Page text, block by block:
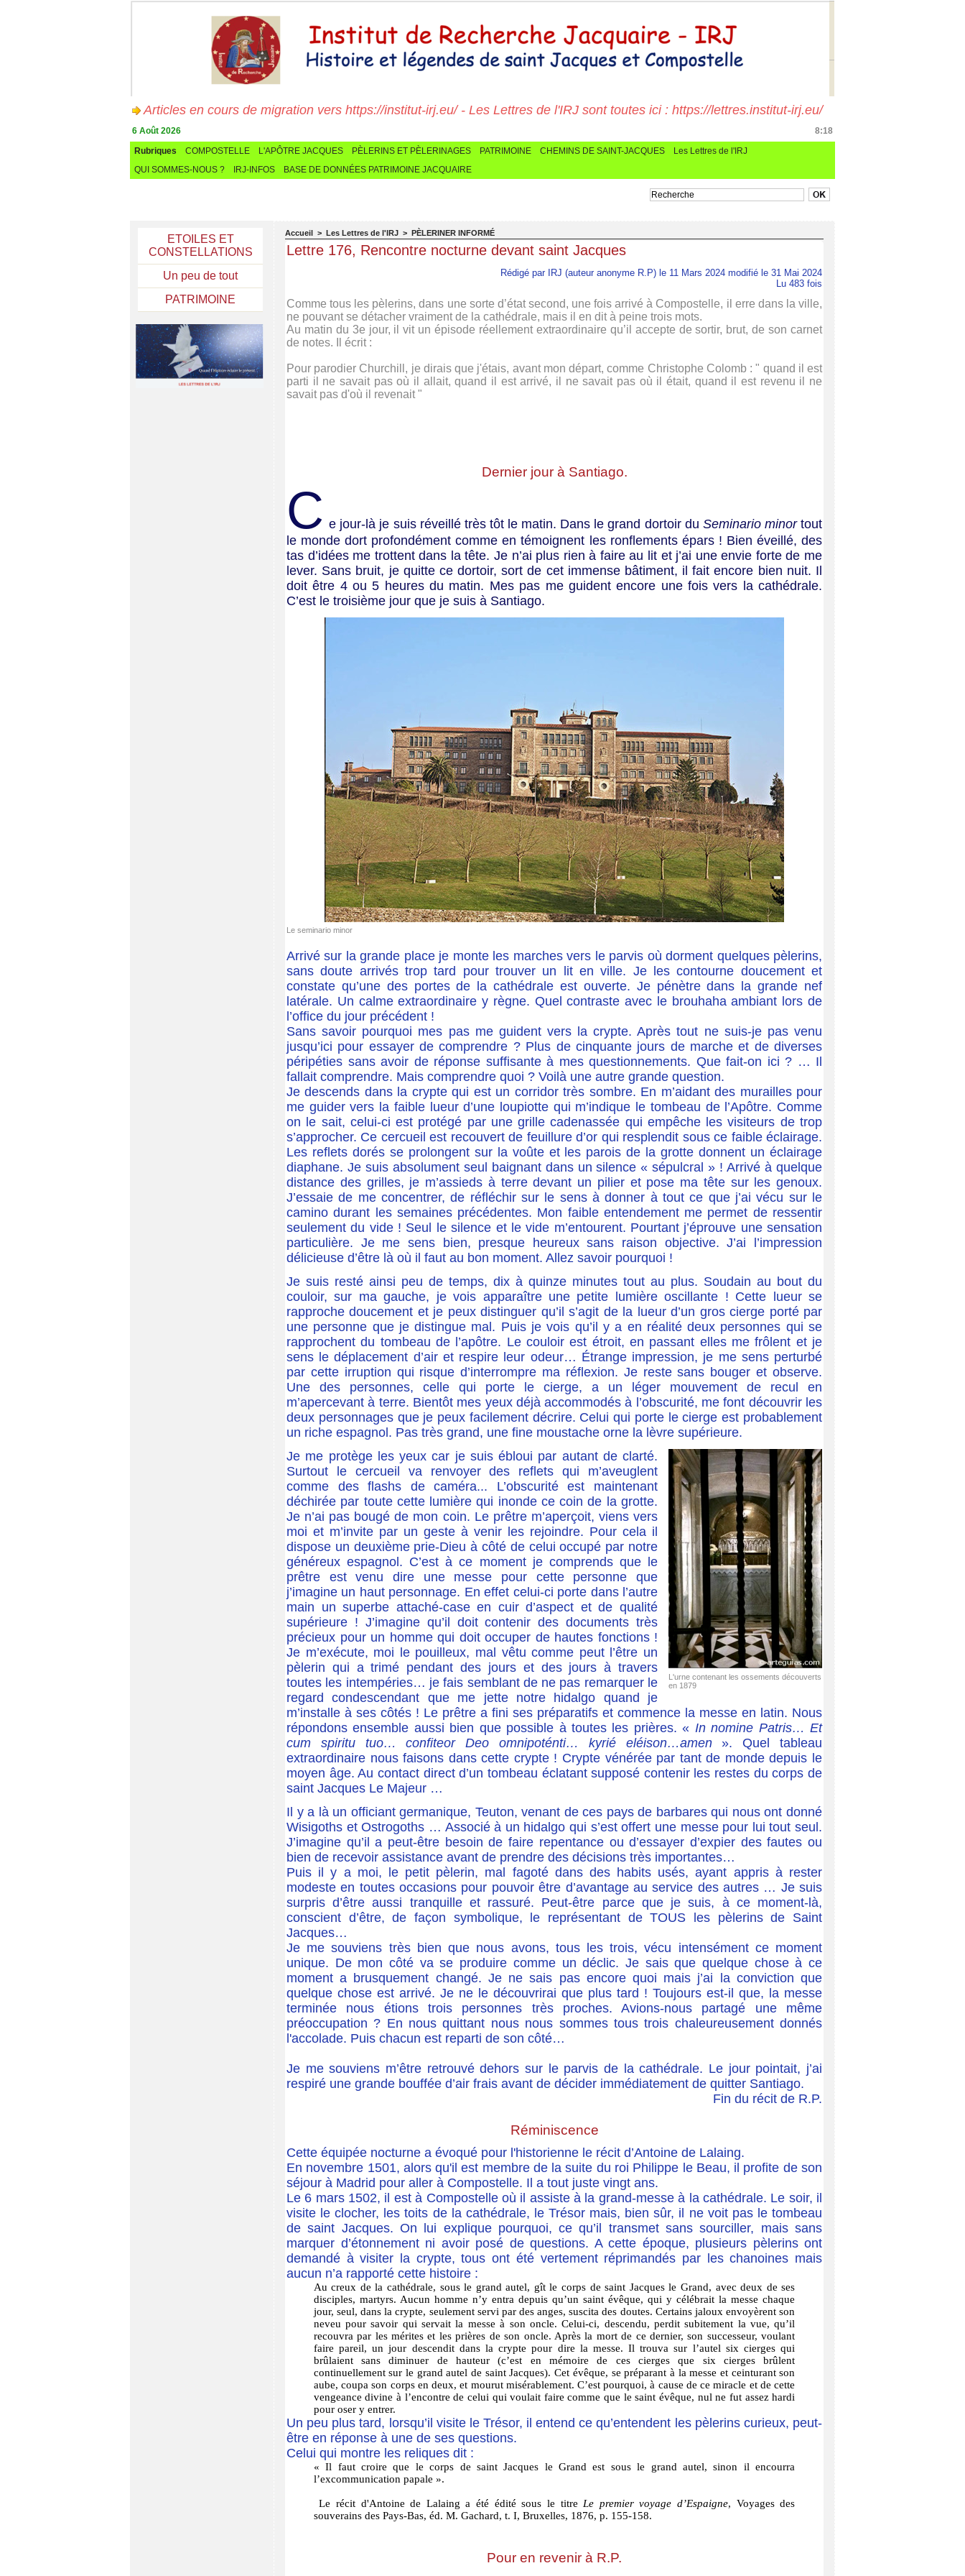
Articles en cours de migration vers https://institut-irj.eu/ - Les Lettres de l'IRJ sont toutes ici : https://lettres.institut-irj.eu/
6 Août 2026
8:18
Rubriques
COMPOSTELLE L'APÔTRE JACQUES PÈLERINS ET PÈLERINAGES PATRIMOINE CHEMINS DE SAINT-JACQUES
Les Lettres de l'IRJ
QUI SOMMES-NOUS ?
IRJ-INFOS BASE DE DONNÉES PATRIMOINE JACQUAIRE
ETOILES ET
CONSTELLATIONS
Un peu de tout
PATRIMOINE
Accueil > Les Lettres de l'IRJ > PÈLERINER INFORMÉ
Lettre 176, Rencontre nocturne devant saint Jacques
Rédigé par IRJ (auteur anonyme R.P) le 11 Mars 2024 modifié le 31 Mai 2024
Lu 483 fois
Comme tous les pèlerins, dans une sorte d’état second, une fois arrivé à Compostelle, il erre dans la ville,
ne pouvant se détacher vraiment de la cathédrale, mais il en dit à peine trois mots.
Au matin du 3e jour, il vit un épisode réellement extraordinaire qu’il accepte de sortir, brut, de son carnet
de notes. Il écrit :
Pour parodier Churchill, je dirais que j'étais, avant mon départ, comme Christophe Colomb : " quand il est
parti il ne savait pas où il allait, quand il est arrivé, il ne savait pas où il était, quand il est revenu il ne
savait pas d'où il revenait "
Dernier jour à Santiago.
C e jour-là je suis réveillé très tôt le matin. Dans le grand dortoir du Seminario minortout
le monde dort profondément comme en témoignent les ronﬂements épars ! Bien éveillé, des
tas d’idées me trottent dans la tête. Je n’ai plus rien à faire au lit et j’ai une envie forte de me
lever. Sans bruit, je quitte ce dortoir, sort de cet immense bâtiment, il fait encore bien nuit. Il
doit être 4 ou 5 heures du matin. Mes pas me guident encore une fois vers la cathédrale.
C’est le troisième jour que je suis à Santiago.
Le seminario minor
Arrivé sur la grande place je monte les marches vers le parvis où dorment quelques pèlerins,
sans doute arrivés trop tard pour trouver un lit en ville. Je les contourne doucement et
constate qu’une des portes de la cathédrale est ouverte. Je pénètre dans la grande nef
latérale. Un calme extraordinaire y règne. Quel contraste avec le brouhaha ambiant lors de
l’ofﬁce du jour précédent !
Sans savoir pourquoi mes pas me guident vers la crypte. Après tout ne suis-je pas venu
jusqu’ici pour essayer de comprendre ? Plus de cinquante jours de marche et de diverses
péripéties sans avoir de réponse sufﬁsante à mes questionnements. Que fait-on ici ? … Il
fallait comprendre. Mais comprendre quoi ? Voilà une autre grande question.
Je descends dans la crypte qui est un corridor très sombre. En m’aidant des murailles pour
me guider vers la faible lueur d’une loupiotte qui m’indique le tombeau de l’Apôtre. Comme
on le sait, celui-ci est protégé par une grille cadenassée qui empêche les visiteurs de trop
s’approcher. Ce cercueil est recouvert de feuillure d’or qui resplendit sous ce faible éclairage.
Les reﬂets dorés se prolongent sur la voûte et les parois de la grotte donnent un éclairage
diaphane. Je suis absolument seul baignant dans un silence « sépulcral » ! Arrivé à quelque
distance des grilles, je m’assieds à terre devant un pilier et pose ma tête sur les genoux.
J’essaie de me concentrer, de réﬂéchir sur le sens à donner à tout ce que j’ai vécu sur le
camino durant les semaines précédentes. Mon faible entendement me permet de ressentir
seulement du vide ! Seul le silence et le vide m’entourent. Pourtant j’éprouve une sensation
particulière. Je me sens bien, presque heureux sans raison objective. J’ai l’impression
délicieuse d’être là où il faut au bon moment. Allez savoir pourquoi !
Je suis resté ainsi peu de temps, dix à quinze minutes tout au plus. Soudain au bout du
couloir, sur ma gauche, je vois apparaître une petite lumière oscillante ! Cette lueur se
rapproche doucement et je peux distinguer qu’il s’agit de la lueur d’un gros cierge porté par
une personne que je distingue mal. Puis je vois qu’il y a en réalité deux personnes qui se
rapprochent du tombeau de l’apôtre. Le couloir est étroit, en passant elles me frôlent et je
sens le déplacement d’air et respire leur odeur… Étrange impression, je me sens perturbé
par cette irruption qui risque d’interrompre ma réﬂexion. Je reste sans bouger et observe.
Une des personnes, celle qui porte le cierge, a un léger mouvement de recul en
m’apercevant à terre. Bientôt mes yeux déjà accommodés à l’obscurité, me font découvrir les
deux personnages que je peux facilement décrire. Celui qui porte le cierge est probablement
un riche espagnol. Pas très grand, une ﬁne moustache orne la lèvre supérieure.
L'urne contenant les ossements découverts
en 1879
Je me protège les yeux car je suis ébloui par autant de clarté.
Surtout le cercueil va renvoyer des reﬂets qui m’aveuglent
comme des ﬂashs de caméra... L’obscurité est maintenant
déchirée par toute cette lumière qui inonde ce coin de la grotte.
Je n’ai pas bougé de mon coin. Le prêtre m’aperçoit, viens vers
moi et m’invite par un geste à venir les rejoindre. Pour cela il
dispose un deuxième prie-Dieu à côté de celui occupé par notre
généreux espagnol. C’est à ce moment je comprends que le
prêtre est venu dire une messe pour cette personne que
j’imagine un haut personnage. En effet celui-ci porte dans l’autre
main un superbe attaché-case en cuir d’aspect et de qualité
supérieure ! J’imagine qu’il doit contenir des documents très
précieux pour un homme qui doit occuper de hautes fonctions !
Je m’exécute, moi le pouilleux, mal vêtu comme peut l’être un
pèlerin qui a trimé pendant des jours et des jours à travers
toutes les intempéries… je fais semblant de ne pas remarquer le
regard condescendant que me jette notre hidalgo quand je
m’installe à ses côtés ! Le prêtre a ﬁni ses préparatifs et commence la messe en latin. Nous
répondons ensemble aussi bien que possible à toutes les prières. « In nomine Patris… Et
cum spiritu tuo… conﬁteor Deo omnipoténti… kyrié eléison…amen». Quel tableau
extraordinaire nous faisons dans cette crypte ! Crypte vénérée par tant de monde depuis le
moyen âge. Au contact direct d’un tombeau éclatant supposé contenir les restes du corps de
saint Jacques Le Majeur …
Il y a là un ofﬁciant germanique, Teuton, venant de ces pays de barbares qui nous ont donné
Wisigoths et Ostrogoths … Associé à un hidalgo qui s’est offert une messe pour lui tout seul.
J’imagine qu’il a peut-être besoin de faire repentance ou d’essayer d’expier des fautes ou
bien de recevoir assistance avant de prendre des décisions très importantes…
Puis il y a moi, le petit pèlerin, mal fagoté dans des habits usés, ayant appris à rester
modeste en toutes occasions pour pouvoir être d’avantage au service des autres … Je suis
surpris d’être aussi tranquille et rassuré. Peut-être parce que je suis, à ce moment-là,
conscient d’être, de façon symbolique, le représentant de TOUS les pèlerins de Saint
Jacques…
Je me souviens très bien que nous avons, tous les trois, vécu intensément ce moment
unique. De mon côté va se produire comme un déclic. Je sais que quelque chose à ce
moment a brusquement changé. Je ne sais pas encore quoi mais j’ai la conviction que
quelque chose est arrivé. Je ne le découvrirai que plus tard ! Toujours est-il que, la messe
terminée nous étions trois personnes très proches. Avions-nous partagé une même
préoccupation ? En nous quittant nous nous sommes tous trois chaleureusement donnés
l'accolade. Puis chacun est reparti de son côté…
Je me souviens m’être retrouvé dehors sur le parvis de la cathédrale. Le jour pointait, j’ai
respiré une grande bouffée d’air frais avant de décider immédiatement de quitter Santiago.
Fin du récit de R.P.
Réminiscence
Cette équipée nocturne a évoqué pour l'historienne le récit d’Antoine de Lalaing.
En novembre 1501, alors qu'il est membre de la suite du roi Philippe le Beau, il profite de son
séjour à Madrid pour aller à Compostelle. Il a tout juste vingt ans.
Le 6 mars 1502, il est à Compostelle où il assiste à la grand-messe à la cathédrale. Le soir, il
visite le clocher, les toits de la cathédrale, le Trésor mais, bien sûr, il ne voit pas le tombeau
de saint Jacques. On lui explique pourquoi, ce qu’il transmet sans sourciller, mais sans
marquer d’étonnement ni avoir posé de questions. A cette époque, plusieurs pèlerins ont
demandé à visiter la crypte, tous ont été vertement réprimandés par les chanoines mais
aucun n’a rapporté cette histoire :
Au creux de la cathédrale, sous le grand autel, gît le corps de saint Jacques le Grand, avec deux de ses
disciples, martyrs. Aucun homme n’y entra depuis qu’un saint évêque, qui y célébrait la messe chaque
jour, seul, dans la crypte, seulement servi par des anges, suscita des doutes. Certains jaloux envoyèrent son
neveu pour savoir qui servait la messe à son oncle. Celui-ci, descendu, perdit subitement la vue, qu’il
recouvra par les mérites et les prières de son oncle. Après la mort de ce dernier, son successeur, voulant
faire pareil, un jour descendit dans la crypte pour dire la messe. Il trouva sur l’autel six cierges qui
brûlaient sans diminuer de hauteur (c’est en mémoire de ces cierges que six cierges brûlent
continuellement sur le grand autel de saint Jacques). Cet évêque, se préparant à la messe et ceinturant son
aube, coupa son corps en deux, et mourut misérablement. C’est pourquoi, à cause de ce miracle et de cette
vengeance divine à l’encontre de celui qui voulait faire comme que le saint évêque, nul ne fut assez hardi
pour oser y entrer.
Un peu plus tard, lorsqu’il visite le Trésor, il entend ce qu’entendent les pèlerins curieux, peut-
être en réponse à une de ses questions.
Celui qui montre les reliques dit :
« Il faut croire que le corps de saint Jacques le Grand est sous le grand autel, sinon il encourra
l’excommunication papale ».
Le récit d'Antoine de Lalaing a été édité sous le titre Le premier voyage d’Espaigne, Voyages des
souverains des Pays-Bas, éd. M. Gachard, t. I, Bruxelles, 1876, p. 155-158.
Pour en revenir à R.P.